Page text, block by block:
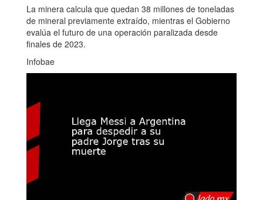
La minera calcula que quedan 38 millones de toneladas
de mineral previamente extraído, mientras el Gobierno
evalúa el futuro de una operación paralizada desde
finales de 2023.
Infobae